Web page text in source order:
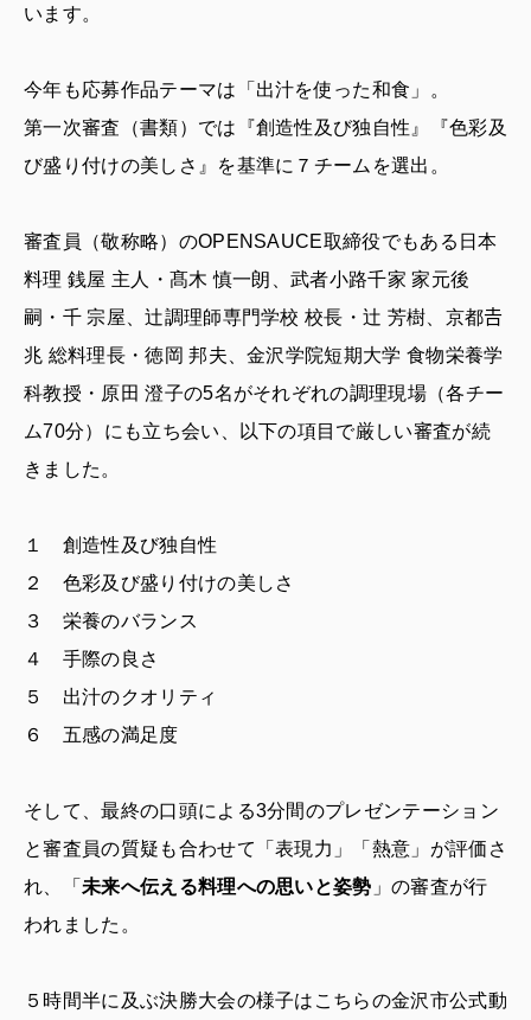
います。
今年も応募作品テーマは「出汁を使った和食」。
第一次審査（書類）では『創造性及び独自性』『色彩及
び盛り付けの美しさ』を基準に７チームを選出。
審査員（敬称略）のOPENSAUCE取締役でもある日本
料理 銭屋 主人・髙木 慎一朗、武者小路千家 家元後
嗣・千 宗屋、辻󠄀調理師専門学校 校長・辻󠄀 芳樹、京都𠮷
兆 総料理長・徳岡 邦夫、金沢学院短期大学 食物栄養学
科教授・原田 澄子の5名がそれぞれの調理現場（各チー
ム70分）にも立ち会い、以下の項目で厳しい審査が続
きました。
１ 創造性及び独自性
２ 色彩及び盛り付けの美しさ
３ 栄養のバランス
４ 手際の良さ
５ 出汁のクオリティ
６ 五感の満足度
そして、最終の口頭による3分間のプレゼンテーション
と審査員の質疑も合わせて「表現力」「熱意」が評価さ
れ、「 未来へ伝える料理への思いと姿勢 」の審査が行
われました。
５時間半に及ぶ決勝大会の様子はこちらの金沢市公式動